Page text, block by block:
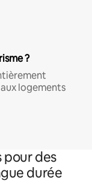
?
logements
pour des
durée